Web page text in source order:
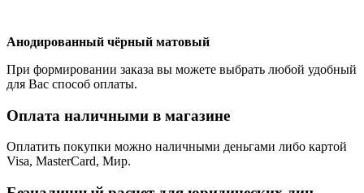
Анодированный чёрный матовый
При формировании заказа вы можете выбрать любой удобный
для Вас способ оплаты.
Оплата наличными в магазине
Оплатить покупки можно наличными деньгами либо картой
Visa, MasterCard, Мир.